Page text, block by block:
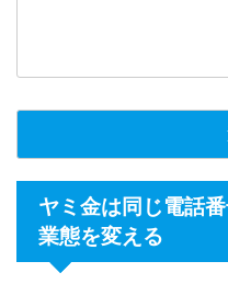
ヤミ金は同じ電話
業態を変える